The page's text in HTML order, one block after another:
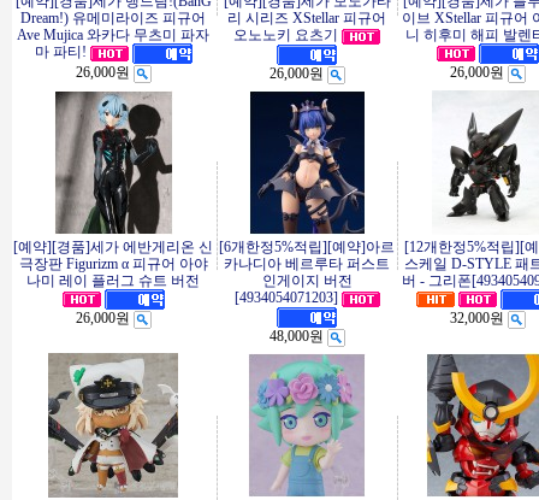
Dream!) 유메미라이즈 피규어
Ave Mujica 와카다 무츠미 파자
마 파티!
26,000원
리 시리즈 XStellar 피규어
오노노키 요츠기
26,000원
이브 XStellar 피규어
니 히후미 해피 발렌
26,000원
[예약][경품]세가 에반게리온 신
극장판 Figurizm α 피규어 아야
나미 레이 플러그 슈트 버전
26,000원
[6개한정5%적립][예약]아르
카나디아 베르루타 퍼스트
인게이지 버전
[4934054071203]
48,000원
[12개한정5%적립][
스케일 D-STYLE 패
버 - 그리폰
32,000원